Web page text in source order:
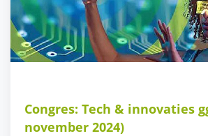
Congres: Tech & innovaties
november 2024)